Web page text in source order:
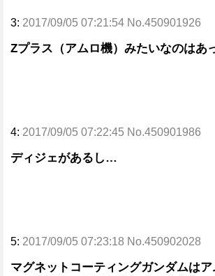
3: 2017/09/05 07:21:54 No.450901926
Zプラス（アムロ機）みたいなのはあ
4: 2017/09/05 07:22:45 No.450901986
ディジェがあるし…
5: 2017/09/05 07:23:18 No.450902028
マグネットコーティングガンダムは